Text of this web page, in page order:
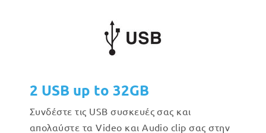
2 USB up to 32GB
Συνδέστε τις USB συσκευές σας και
απολαύστε τα Video και Audio clip σας στην